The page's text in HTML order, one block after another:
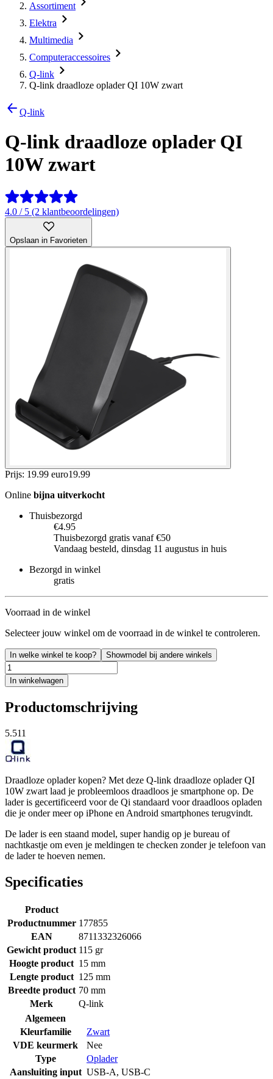
Assortiment
Elektra
Multimedia
Computeraccessoires
Q-link
Q-link draadloze oplader QI 10W zwart
Q-link
Q-link draadloze oplader QI
10W zwart
4.0 / 5 (2 klantbeoordelingen)
Opslaan in Favorieten
Prijs: 19.99 euro19.99
Online bijna uitverkocht
Thuisbezorgd
€4.95
Thuisbezorgd gratis vanaf €50
Vandaag besteld, dinsdag 11 augustus in huis
Bezorgd in winkel
gratis
Voorraad in de winkel
Selecteer jouw winkel om de voorraad in de winkel te controleren.
In welke winkel te koop? Showmodel bij andere winkels
In winkelwagen
Productomschrijving
5.511
Draadloze oplader kopen? Met deze Q-link draadloze oplader QI
10W zwart laad je probleemloos draadloos je smartphone op. De
lader is gecertificeerd voor de Qi standaard voor draadloos opladen
die je onder meer op iPhone en Android smartphones terugvindt.
De lader is een staand model, super handig op je bureau of
nachtkastje om even je meldingen te checken zonder je telefoon van
de lader te hoeven nemen.
Specificaties
Product
Productnummer 177855
EAN
8711332326066
Gewicht product 115 gr
Hoogte product 15 mm
Lengte product 125 mm
Breedte product 70 mm
Merk
Q-link
Algemeen
Kleurfamilie
Zwart
VDE keurmerk
Nee
Type
Oplader
Aansluiting input USB-A, USB-C